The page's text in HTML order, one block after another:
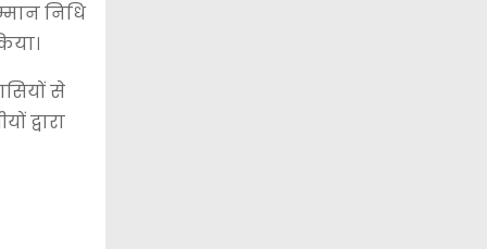
निधि
से
द्वारा